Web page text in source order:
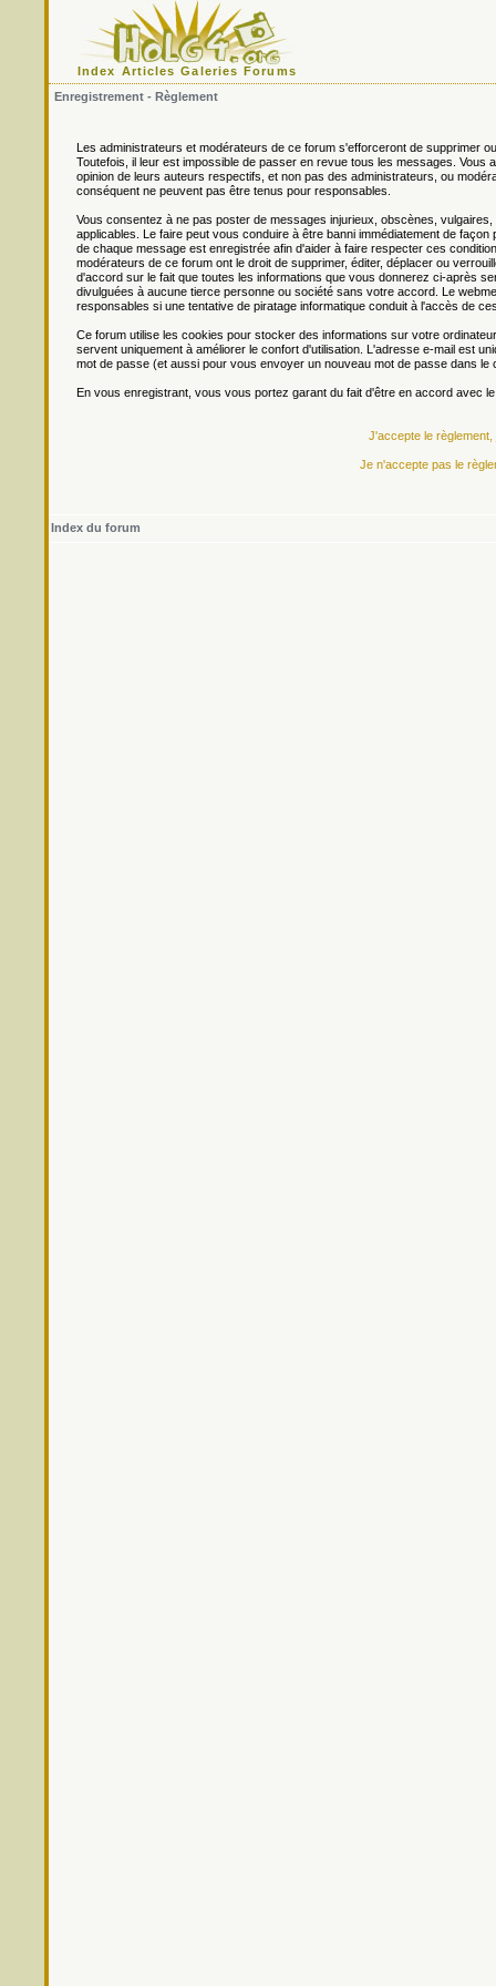
Index Articles Galeries Forums
Enregistrement - Règlement
Les administrateurs et modérateurs de ce forum s'efforceront de supprimer
Toutefois, il leur est impossible de passer en revue tous les messages.
opinion de leurs auteurs respectifs, et non pas des administrateurs, ou
conséquent ne peuvent pas être tenus pour responsables.
Vous consentez à ne pas poster de messages injurieux, obscènes,
applicables. Le faire peut vous conduire à être banni immédiatement de
de chaque message est enregistrée afin d'aider à faire respecter ces
modérateurs de ce forum ont le droit de supprimer, éditer, déplacer ou
d'accord sur le fait que toutes les informations que vous donnerez ci-après
divulguées à aucune tierce personne ou société sans votre accord. Le
responsables si une tentative de piratage informatique conduit à l'accès de
Ce forum utilise les cookies pour stocker des informations sur votre
servent uniquement à améliorer le confort d'utilisation. L'adresse e-mail est
mot de passe (et aussi pour vous envoyer un nouveau mot de passe dans le
En vous enregistrant, vous vous portez garant du fait d'être en accord avec
J'accepte le
Je n'accepte pas le
Index du forum